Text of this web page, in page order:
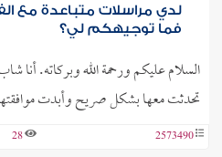
لدي مراسلات متباعدة مع
فما توجيهكم لي؟
السلام عليكم ورحمة الله وبركاته. أنا
تحدثت معها بشكل صريح وأبدت
2573490
28